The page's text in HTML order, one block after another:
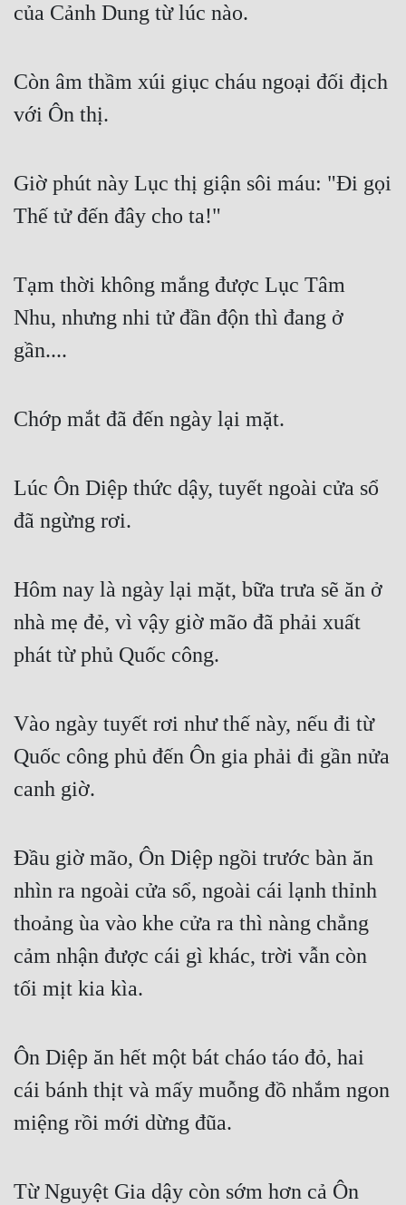
Mưu Mô
Mỹ Thực
Phong Thủy - Tâm Linh
Phương Tây
Phản Phái
Quân Sự
Sắc
Sủng
Tiên Hiệp
Trùng Sinh
Trọng Sinh
Tu Tiên
Tội Phạm
Vô Địch
Võ Hiệp
Võng Du
Xuyên Nhanh
Điền Văn
của Cảnh Dung từ lúc nào.
Còn âm thầm xúi giục cháu ngoại đối địch
với Ôn thị.
Giờ phút này Lục thị giận sôi máu: "Đi gọi
Thế tử đến đây cho ta!"
Tạm thời không mắng được Lục Tâm
Nhu, nhưng nhi tử đần độn thì đang ở
gần....
Chớp mắt đã đến ngày lại mặt.
Lúc Ôn Diệp thức dậy, tuyết ngoài cửa sổ
đã ngừng rơi.
Hôm nay là ngày lại mặt, bữa trưa sẽ ăn ở
nhà mẹ đẻ, vì vậy giờ mão đã phải xuất
phát từ phủ Quốc công.
Vào ngày tuyết rơi như thế này, nếu đi từ
Quốc công phủ đến Ôn gia phải đi gần nửa
canh giờ.
Đầu giờ mão, Ôn Diệp ngồi trước bàn ăn
nhìn ra ngoài cửa sổ, ngoài cái lạnh thỉnh
thoảng ùa vào khe cửa ra thì nàng chẳng
cảm nhận được cái gì khác, trời vẫn còn
tối mịt kia kìa.
Ôn Diệp ăn hết một bát cháo táo đỏ, hai
cái bánh thịt và mấy muỗng đồ nhắm ngon
miệng rồi mới dừng đũa.
Từ Nguyệt Gia dậy còn sớm hơn cả Ôn